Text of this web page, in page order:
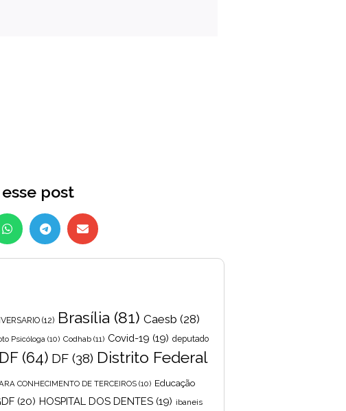
post
(12) Brasília (81) Caesb (28)
Psicóloga (10) Codhab (11) Covid-19 (19) deputado
(64) DF (38) Distrito Federal
CONHECIMENTO DE TERCEIROS (10) Educação
(20) HOSPITAL DOS DENTES (19) ibaneis